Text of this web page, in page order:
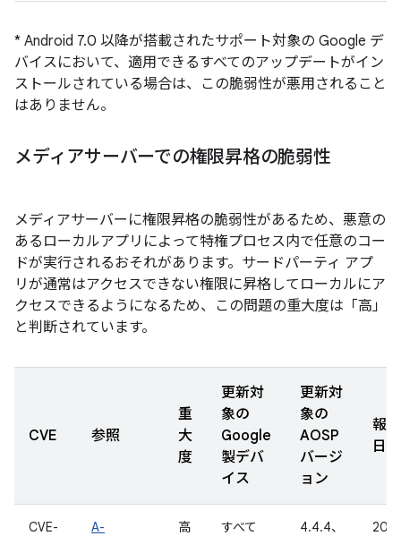
* Android 7.0 以降が搭載されたサポート対象の Google デ
バイスにおいて、適用できるすべてのアップデートがイン
ストールされている場合は、この脆弱性が悪用されること
はありません。
メディアサーバーでの権限昇格の脆弱性
メディアサーバーに権限昇格の脆弱性があるため、悪意の
あるローカルアプリによって特権プロセス内で任意のコー
ドが実行されるおそれがあります。サードパーティ アプ
リが通常はアクセスできない権限に昇格してローカルにア
クセスできるようになるため、この問題の重大度は「高」
と判断されています。
CVE 参照
重
大
度
更新対
象の
Google
製デバ
イス
更新対
象の
AOSP
バージ
ョン
報告
日
CVE-
A-
高 すべて
4.4.4、
2016